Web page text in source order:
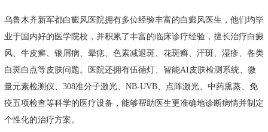
乌鲁木齐新军都白癜风医院拥有多位经验丰富的白癜风医生，他们均毕
业于国内好的医学院校，并积累了丰富的临床诊疗经验，擅长治疗白癜
风、牛皮癣、银屑病、晕痣、色素减退斑、花斑癣、汗斑、湿疹、各类
白斑白点等皮肤问题。医院还拥有伍德灯、智能AI皮肤检测系统、微
量元素检测仪、308准分子激光、NB-UVB、点阵激光、中药熏蒸、免
疫五项检查等科学的医疗设备，能够帮助医生更准确地诊断病情并制定
个性化的治疗方案。